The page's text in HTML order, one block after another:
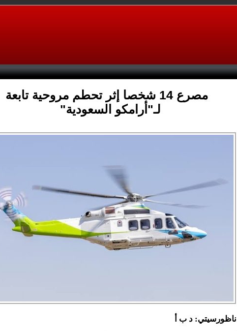
مصرع 14 شخصا إثر تحطم مروحية تابعة
لـ"أرامكو السعودية"
ناظورسيتي: د ب أ